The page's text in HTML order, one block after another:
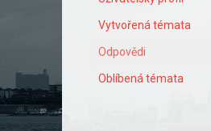
Vytvořená témata
Odpovědi
Oblíbená témata